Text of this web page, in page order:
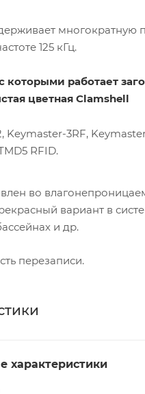
многократную
125 кГц.
которыми работает
цветная Clamshell
Keymaster-3RF,
RFID.
во
вариант в
и др.
перезаписи.
характеристики